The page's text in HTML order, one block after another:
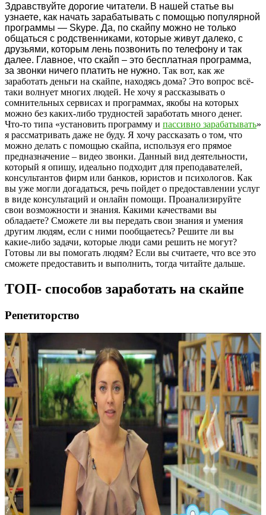
Здравствуйте дорогие читатели. В нашей статье вы
узнаете, как начать зарабатывать с помощью популярной
программы — Skype. Да, по скайпу можно не только
общаться с родственниками, которые живут далеко, с
друзьями, которым лень позвонить по телефону и так
далее. Главное, что скайп – это бесплатная программа,
за звонки ничего платить не нужно. Так вот, как же
заработать деньги на скайпе, находясь дома? Это вопрос всё-
таки волнует многих людей. Не хочу я рассказывать о
сомнительных сервисах и программах, якобы на которых
можно без каких-либо трудностей заработать много денег.
Что-то типа «установить программу и пассивно зарабатывать»
я рассматривать даже не буду. Я хочу рассказать о том, что
можно делать с помощью скайпа, используя его прямое
предназначение – видео звонки. Данный вид деятельности,
который я опишу, идеально подходит для преподавателей,
консультантов фирм или банков, юристов и психологов. Как
вы уже могли догадаться, речь пойдет о предоставлении услуг
в виде консультаций и онлайн помощи. Проанализируйте
свои возможности и знания. Какими качествами вы
обладаете? Сможете ли вы передать свои знания и умения
другим людям, если с ними пообщаетесь? Решите ли вы
какие-либо задачи, которые люди сами решить не могут?
Готовы ли вы помогать людям? Если вы считаете, что все это
сможете предоставить и выполнить, тогда читайте дальше.
ТОП- способов заработать на скайпе
Репетиторство